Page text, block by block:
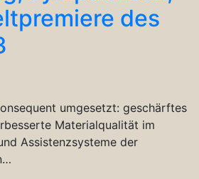
des
umgesetzt: geschärftes
Materialqualität im
Assistenzsysteme der